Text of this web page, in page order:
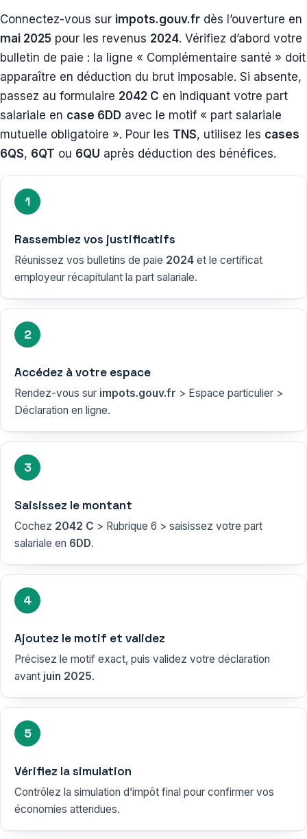
Connectez-vous sur impots.gouv.fr dès l’ouverture en
mai 2025 pour les revenus 2024. Vérifiez d’abord votre
bulletin de paie : la ligne « Complémentaire santé » doit
apparaître en déduction du brut imposable. Si absente,
passez au formulaire 2042 C en indiquant votre part
salariale en case 6DD avec le motif « part salariale
mutuelle obligatoire ». Pour les TNS, utilisez les cases
6QS, 6QT ou 6QU après déduction des bénéfices.
1
Rassemblez vos justificatifs
Réunissez vos bulletins de paie 2024 et le certificat
employeur récapitulant la part salariale.
2
Accédez à votre espace
Rendez-vous sur impots.gouv.fr > Espace particulier >
Déclaration en ligne.
3
Saisissez le montant
Cochez 2042 C > Rubrique 6 > saisissez votre part
salariale en 6DD.
4
Ajoutez le motif et validez
Précisez le motif exact, puis validez votre déclaration
avant juin 2025.
5
Vérifiez la simulation
Contrôlez la simulation d’impôt final pour confirmer vos
économies attendues.